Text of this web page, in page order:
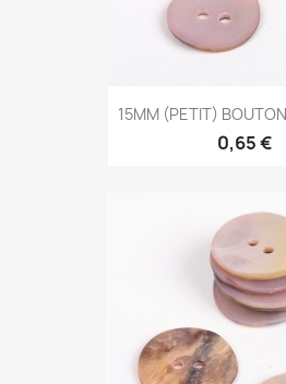
15MM (PETIT)
0,65 €